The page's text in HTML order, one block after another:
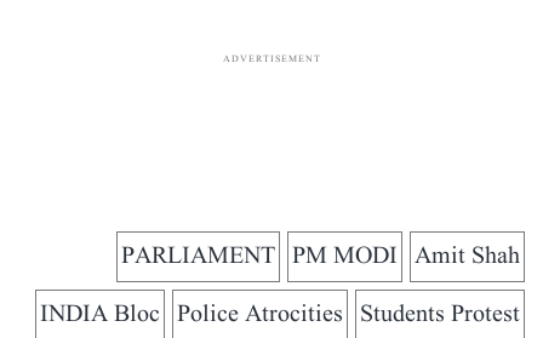
ADVERTISEMENT
Amit Shah
PM MODI
PARLIAMENT
Students Protest
Police Atrocities
INDIA Bloc